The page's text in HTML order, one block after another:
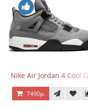
Nike Air Jordan 4 Cool
7490р.